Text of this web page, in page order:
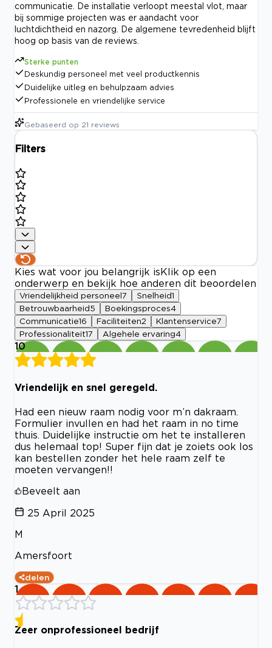
communicatie. De installatie verloopt meestal vlot, maar
bij sommige projecten was er aandacht voor
luchtdichtheid en nazorg. De algemene tevredenheid blijft
hoog op basis van de reviews.
Sterke punten
Deskundig personeel met veel productkennis
Duidelijke uitleg en behulpzaam advies
Professionele en vriendelijke service
Gebaseerd op 21 reviews
Filters
Kies wat voor jou belangrijk is Klik op een
onderwerp en bekijk hoe anderen dit beoordelen
Vriendelijkheid personeel 7 Snelheid1
Betrouwbaarheid 5 Boekingsproces4
Communicatie16 Faciliteiten2 Klantenservice7
Professionaliteit17 Algehele ervaring4
10
Vriendelijk en snel geregeld.
Had een nieuw raam nodig voor m’n dakraam.
Formulier invullen en had het raam in no time
thuis. Duidelijke instructie om het te installeren
dus helemaal top! Super fijn dat je zoiets ook los
kan bestellen zonder het hele raam zelf te
moeten vervangen!!
Beveelt aan
25 April 2025
M
Amersfoort
delen
1
Zeer onprofessioneel bedrijf